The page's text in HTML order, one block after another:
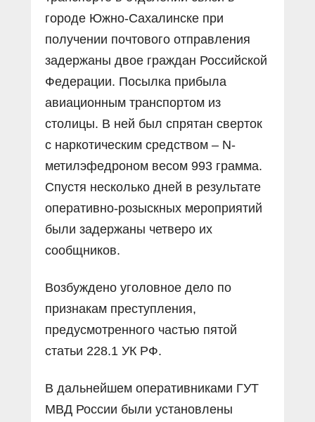
городе Южно-Сахалинске при
получении почтового отправления
задержаны двое граждан Российской
Федерации. Посылка прибыла
авиационным транспортом из
столицы. В ней был спрятан сверток
с наркотическим средством – N-
метилэфедроном весом 993 грамма.
Спустя несколько дней в результате
оперативно-розыскных мероприятий
были задержаны четверо их
сообщников.
Возбуждено уголовное дело по
признакам преступления,
предусмотренного частью пятой
статьи 228.1 УК РФ.
В дальнейшем оперативниками ГУТ
МВД России были установлены